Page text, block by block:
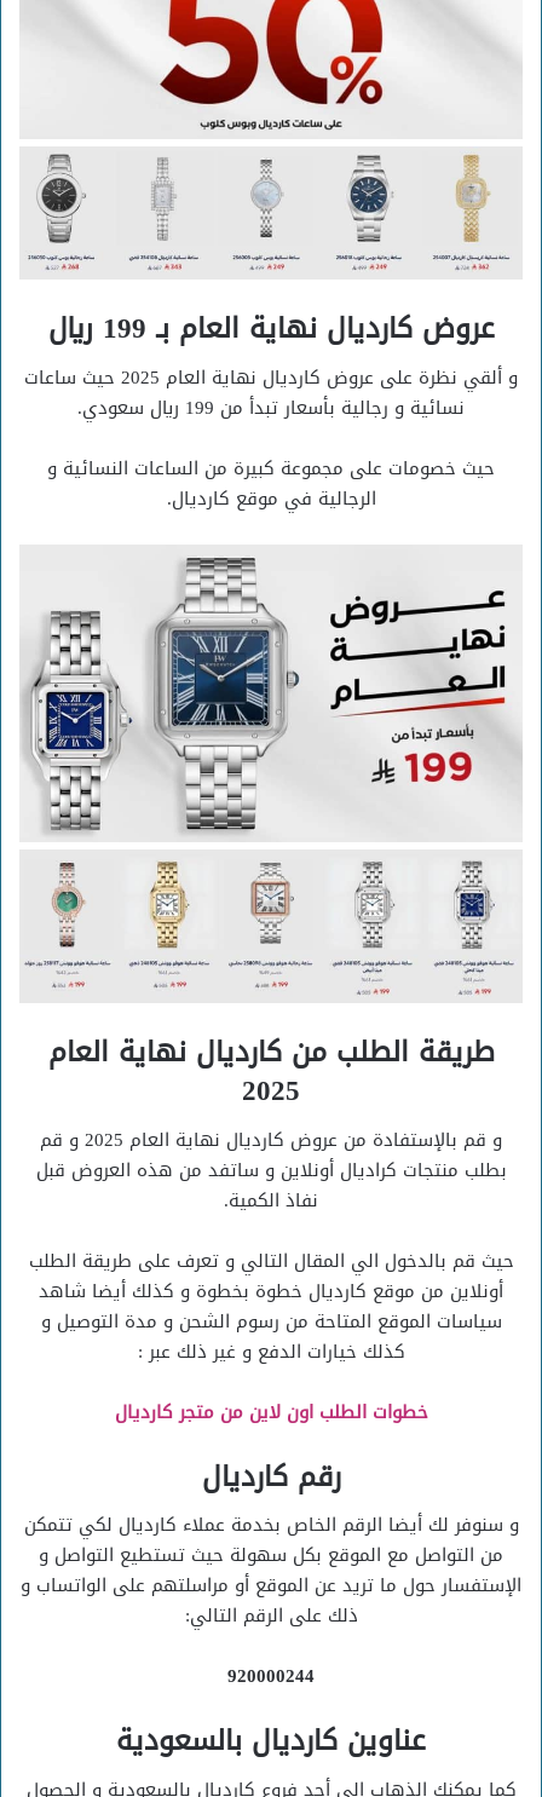
عروض كارديال نهاية العام بـ 199 ريال
و ألقي نظرة على عروض كارديال نهاية العام 2025 حيث ساعات
نسائية و رجالية بأسعار تبدأ من 199 ريال سعودي.
حيث خصومات على مجموعة كبيرة من الساعات النسائية و
الرجالية في موقع كارديال.
طريقة الطلب من كارديال نهاية العام
2025
و قم بالإستفادة من عروض كارديال نهاية العام 2025 و قم
بطلب منتجات كراديال أونلاين و ساتفد من هذه العروض قبل
نفاذ الكمية.
حيث قم بالدخول الي المقال التالي و تعرف على طريقة الطلب
أونلاين من موقع كارديال خطوة بخطوة و كذلك أيضا شاهد
سياسات الموقع المتاحة من رسوم الشحن و مدة التوصيل و
كذلك خيارات الدفع و غير ذلك عبر :
خطوات الطلب اون لاين من متجر كارديال
رقم كارديال
و سنوفر لك أيضا الرقم الخاص بخدمة عملاء كارديال لكي تتمكن
من التواصل مع الموقع بكل سهولة حيث تستطيع التواصل و
الإستفسار حول ما تريد عن الموقع أو مراسلتهم على الواتساب و
ذلك على الرقم التالي:
920000244
عناوين كارديال بالسعودية
كما يمكنك الذهاب إلي أحد فروع كارديال بالسعودية و الحصول